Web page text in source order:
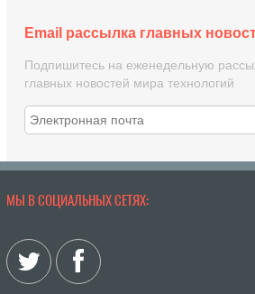
Email рассылка главных
Подпишитесь на еженедельную
главных новостей мира технологий
МЫ В СОЦИАЛЬНЫХ СЕТЯХ: